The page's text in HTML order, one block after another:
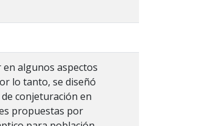
algunos aspectos
lo tanto, se diseñó
conjeturación en
propuestas por